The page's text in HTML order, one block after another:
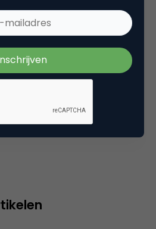
13:18
opom een reactie te